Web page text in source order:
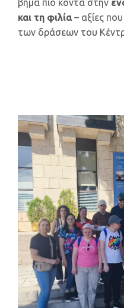
βήμα πιο κοντά στην
και τη φιλία – αξίες
των δράσεων του